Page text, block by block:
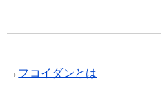
→ フコイダンとは